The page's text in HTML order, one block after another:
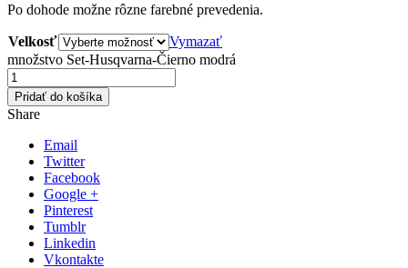
Po dohode možne rôzne farebné prevedenia.
Velkosť
Vymazať
množstvo Set-Husqvarna-Čierno modrá
Pridať do košíka
Share
Email
Twitter
Facebook
Google +
Pinterest
Tumblr
Linkedin
Vkontakte